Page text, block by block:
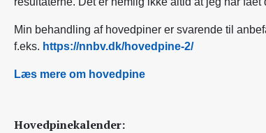
Min behandling af hovedpiner er svarende til
f.eks. https://nnbv.dk/hovedpine-2/
Læs mere om hovedpine
Hovedpinekalender: